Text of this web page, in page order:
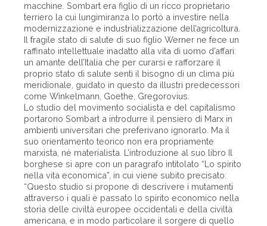
macchine. Sombart era figlio di un ricco proprietario
terriero la cui lungimiranza lo portò a investire nella
modernizzazione e industrializzazione dell’agricoltura.
Il fragile stato di salute di suo figlio Werner ne fece un
raffinato intellettuale inadatto alla vita di uomo d’affari:
un amante dell’Italia che per curarsi e rafforzare il
proprio stato di salute sentì il bisogno di un clima più
meridionale, guidato in questo da illustri predecessori
come Winkelmann, Goethe, Gregorovius.
Lo studio del movimento socialista e del capitalismo
portarono Sombart a introdurre il pensiero di Marx in
ambienti universitari che preferivano ignorarlo. Ma il
suo orientamento teorico non era propriamente
marxista, né materialista. L’introduzione al suo libro Il
borghese si apre con un paragrafo intitolato “Lo spirito
nella vita economica”, in cui viene subito precisato:
“Questo studio si propone di descrivere i mutamenti
attraverso i quali è passato lo spirito economico nella
storia delle civiltà europee occidentali e della civiltà
americana, e in modo particolare il sorgere di quello